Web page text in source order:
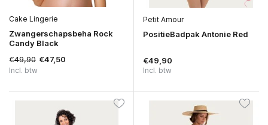
Cake Lingerie
Zwangerschapsbeha Rock
Candy Black
€49,90 €47,50
Incl. btw
Petit Amour
PositieBadpak Antonie Red
€49,90
Incl. btw